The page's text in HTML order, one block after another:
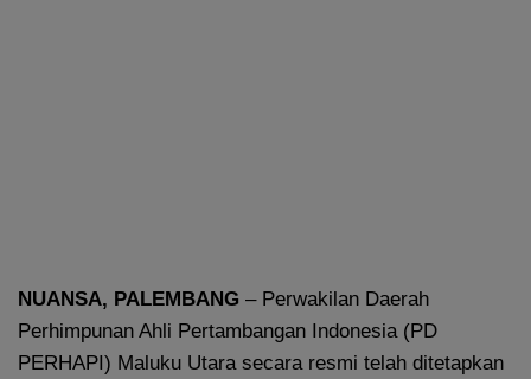
NUANSA, PALEMBANG – Perwakilan Daerah
Perhimpunan Ahli Pertambangan Indonesia (PD
PERHAPI) Maluku Utara secara resmi telah ditetapkan